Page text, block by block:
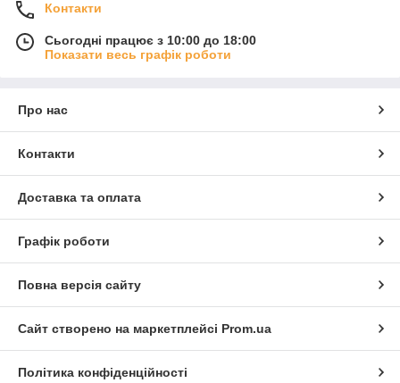
Контакти
Сьогодні працює з 10:00 до 18:00
Показати весь графік роботи
Про нас
Контакти
Доставка та оплата
Графік роботи
Повна версія сайту
Сайт створено на маркетплейсі Prom.ua
Політика конфіденційності